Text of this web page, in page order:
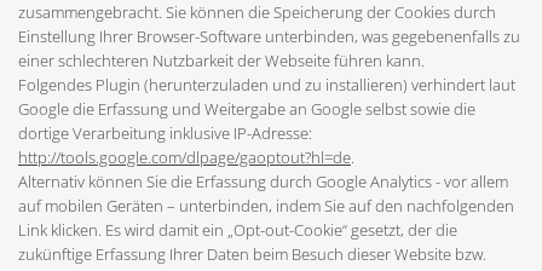
zusammengebracht. Sie können die Speicherung der Cookies durch
Einstellung Ihrer Browser-Software unterbinden, was gegebenenfalls zu
einer schlechteren Nutzbarkeit der Webseite führen kann.
Folgendes Plugin (herunterzuladen und zu installieren) verhindert laut
Google die Erfassung und Weitergabe an Google selbst sowie die
dortige Verarbeitung inklusive IP-Adresse:
http://tools.google.com/dlpage/gaoptout?hl=de.
Alternativ können Sie die Erfassung durch Google Analytics - vor allem
auf mobilen Geräten – unterbinden, indem Sie auf den nachfolgenden
Link klicken. Es wird damit ein „Opt-out-Cookie“ gesetzt, der die
zukünftige Erfassung Ihrer Daten beim Besuch dieser Website bzw.